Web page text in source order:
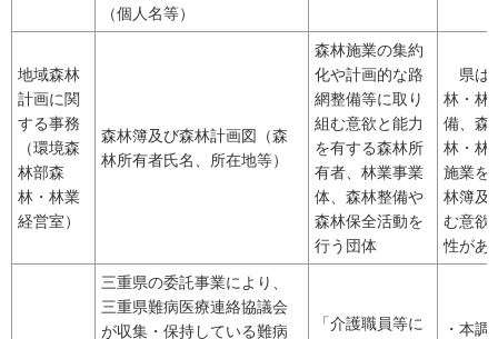
（個人名等）
地域森林
計画に関
する事務
（環境森
林部森
林・林業
経営室）
森林簿及び森林計画図（森
林所有者氏名、所在地等）
森林施業の集約
化や計画的な路
網整備等に取り
組む意欲と能力
を有する森林所
有者、林業事業
体、森林整備や
森林保全活動を
行う団体
県は
林・林
備、森
林・林
施業を
林簿及
む意欲
性があ
三重県の委託事業により、
三重県難病医療連絡協議会
が収集・保持している難病
「介護職員等に
・本